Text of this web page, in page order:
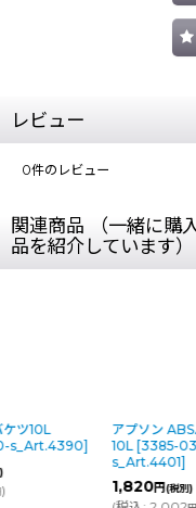
レビュー
0件のレビュー
関連商品 （一緒に購
品を紹介しています）
ケツ10L
s_Art.4390]
)
アプソン
10L [3385-
s_Art.4401]
1,820円(税別)